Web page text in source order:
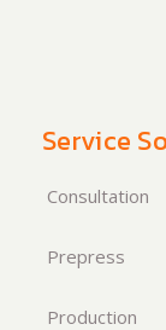
Service
Consultation
Prepress
Production